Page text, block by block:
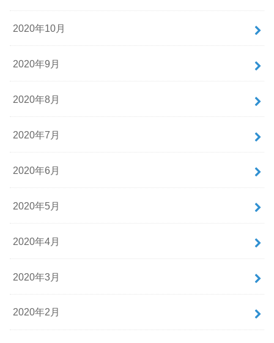
2020年10月
2020年9月
2020年8月
2020年7月
2020年6月
2020年5月
2020年4月
2020年3月
2020年2月